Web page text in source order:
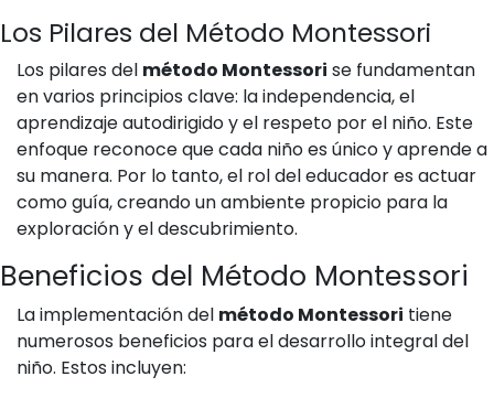
Los Pilares del Método Montessori
Los pilares del método Montessori se fundamentan
en varios principios clave: la independencia, el
aprendizaje autodirigido y el respeto por el niño. Este
enfoque reconoce que cada niño es único y aprende a
su manera. Por lo tanto, el rol del educador es actuar
como guía, creando un ambiente propicio para la
exploración y el descubrimiento.
Beneficios del Método Montessori
La implementación del método Montessori tiene
numerosos beneficios para el desarrollo integral del
niño. Estos incluyen: